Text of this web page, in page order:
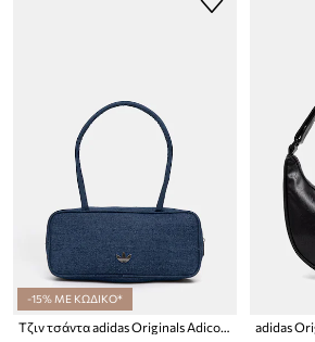
-15% ΜΕ ΚΩΔΙΚΟ*
Τζιν τσάντα adidas Originals Adicolor